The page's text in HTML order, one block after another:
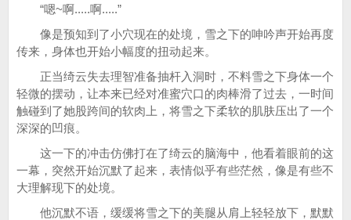
“嗯~啊.....啊.....”
像是预知到了小穴现在的处境，雪之下的呻吟声开始再度
传来，身体也开始小幅度的扭动起来。
正当绮云失去理智准备抽杆入洞时，不料雪之下身体一个
轻微的摆动，让本来已经对准蜜穴口的肉棒滑了过去，一时间
触碰到了她股跨间的软肉上，将雪之下柔软的肌肤压出了一个
深深的凹痕。
这一下的冲击仿佛打在了绮云的脑海中，他看着眼前的这
一幕，突然开始沉默了起来，表情似乎有些茫然，像是有些不
大理解现下的处境。
他沉默不语，缓缓将雪之下的美腿从肩上轻轻放下，默默